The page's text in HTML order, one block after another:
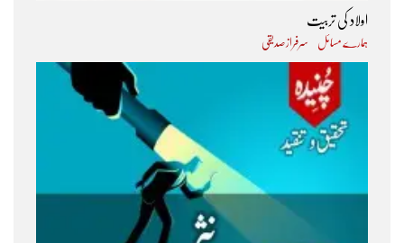
اولاد کی تربیت
ہمارے مسائل سرفراز صدیقی